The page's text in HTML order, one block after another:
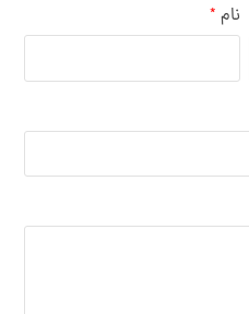
نام *